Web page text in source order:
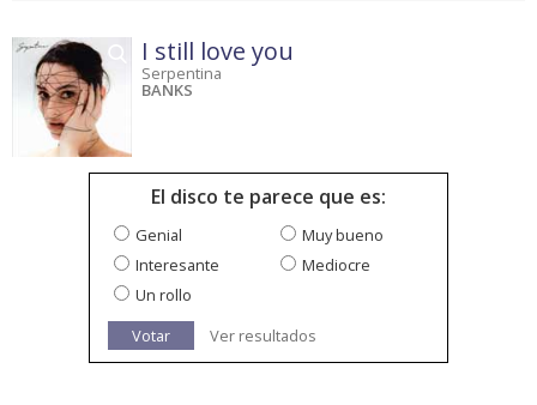
I still love you
Serpentina
BANKS
El disco te parece que es:
Genial
Muy bueno
Interesante
Mediocre
Un rollo
Votar
Ver resultados